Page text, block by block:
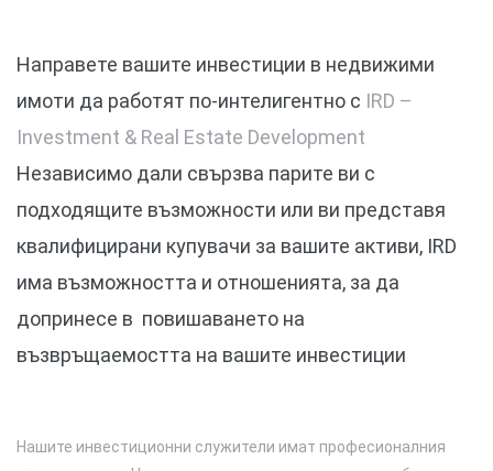
Направете вашите инвестиции в недвижими
имоти да работят по-интелигентно с IRD –
Investment & Real Estate Development
Независимо дали свързва парите ви с
подходящите възможности или ви представя
квалифицирани купувачи за вашите активи, IRD
има възможността и отношенията, за да
допринесе в повишаването на
възвръщаемостта на вашите инвестиции
Нашите инвестиционни служители имат професионалния